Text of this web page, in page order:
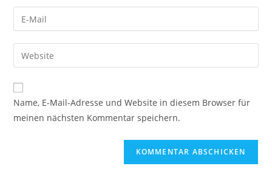
Name, E-Mail-Adresse und Website in diesem Browser für
meinen nächsten Kommentar speichern.